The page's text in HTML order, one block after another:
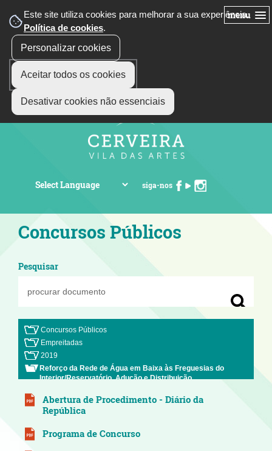
Este site utiliza cookies para melhorar a sua experiência.
Política de cookies.
Personalizar cookies
Aceitar todos os cookies
Desativar cookies não essenciais
menu
siga-nos
Concursos Públicos
Pesquisar
Concursos Públicos
Empreitadas
2019
Reforço da Rede de Água em Baixa às Freguesias do
Interior/Reservatório, Adução e Distribuição
Abertura de Procedimento - Diário da
República
Programa de Concurso